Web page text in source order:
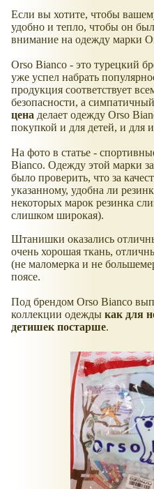
Если вы хотите, чтобы
удобно и тепло, чтобы он
внимание на одежду марки
Orso Bianco - это турецкий
уже успел набрать
продукция соответствует
безопасности, а
цена делает одежду Orso
покупкой и для детей, и для
На фото в статье -
Bianco. Одежду этой марки
было проверить, что за
указанному, удобна ли
некоторых марок резинка
слишком широкая).
Штанишки оказались
очень хорошая ткань,
(не маломерка и не
поясе.
Под брендом Orso Bianco
коллекции одежды как для
детишек постарше.